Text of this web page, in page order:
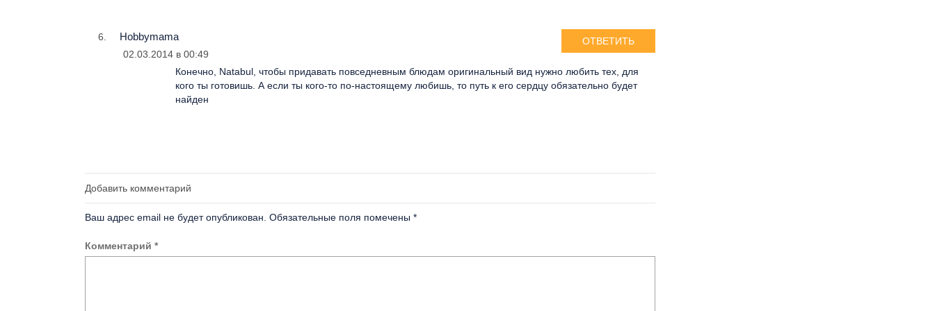
Hobbymama
02.03.2014 в 00:49
Конечно, Natabul, чтобы придавать повседневным блюдам оригинальный вид нужно любить тех, для
кого ты готовишь. А если ты кого-то по-настоящему любишь, то путь к его сердцу обязательно будет
найден
ОТВЕТИТЬ
Добавить комментарий
Ваш адрес email не будет опубликован. Обязательные поля помечены *
Комментарий *